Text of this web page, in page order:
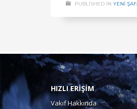
PUBLISHED IN YENİ
HIZLI ERİŞİM
Vakıf Hakkında